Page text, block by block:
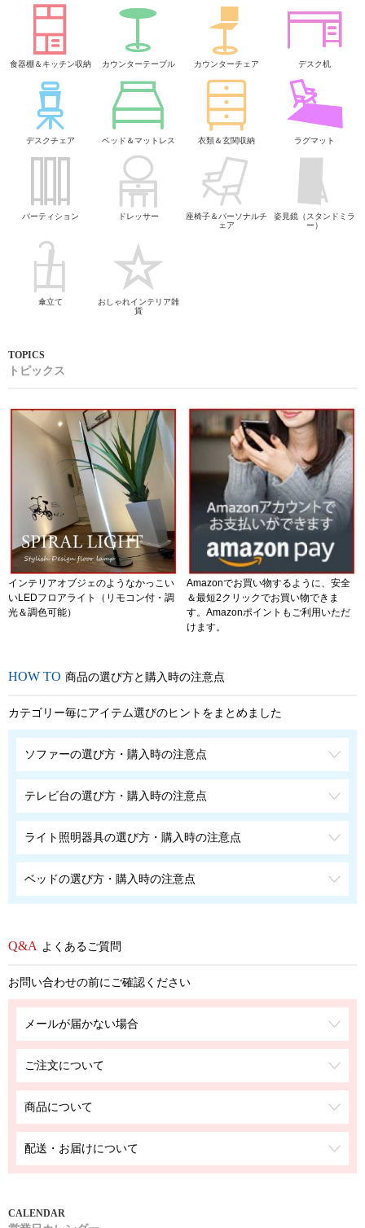
食器棚＆キッチン収納 カウンターテーブル カウンターチェア デスク机
デスクチェア ベッド＆マットレス 衣類＆玄関収納 ラグマット
パーティション ドレッサー
座椅子＆パーソナルチ
ェア
姿見鏡（スタンドミラ
ー）
傘立て
おしゃれインテリア雑
貨
トピックス
インテリアオブジェのようなかっこい
いLEDフロアライト（リモコン付・調
光＆調色可能）
Amazonでお買い物するように、安全
＆最短2クリックでお買い物できま
す。Amazonポイントもご利用いただ
けます。
商品の選び方と購入時の注意点
カテゴリー毎にアイテム選びのヒントをまとめました
ソファーの選び方・購入時の注意点
テレビ台の選び方・購入時の注意点
ライト照明器具の選び方・購入時の注意点
ベッドの選び方・購入時の注意点
よくあるご質問
お問い合わせの前にご確認ください
メールが届かない場合
ご注文について
商品について
配送・お届けについて